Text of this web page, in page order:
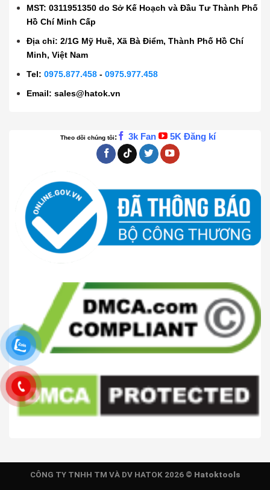
MST: 0311951350 do Sở Kế Hoạch và Đầu Tư Thành Phố
Hồ Chí Minh Cấp
Địa chỉ: 2/1G Mỹ Huề, Xã Bà Điểm, Thành Phố Hồ Chí
Minh, Việt Nam
Tel:0975.877.458 -0975.977.458
Email:sales@hatok.vn
Theo dõi chúng tôi: 3k Fan 5K Đăng kí
CÔNG TY TNHH TM VÀ DV HATOK 2026 © Hatoktools